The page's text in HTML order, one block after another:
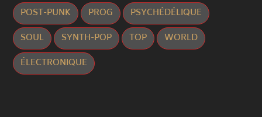
POST-PUNK
PROG
PSYCHÉDÉLIQUE
SOUL
SYNTH-POP TOP
WORLD
ÉLECTRONIQUE